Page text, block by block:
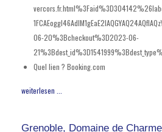
06-20%3Bcheckout%3D2023-06-
Quel lien ? Booking.com
weiterlesen ...
Grenoble, Domaine de